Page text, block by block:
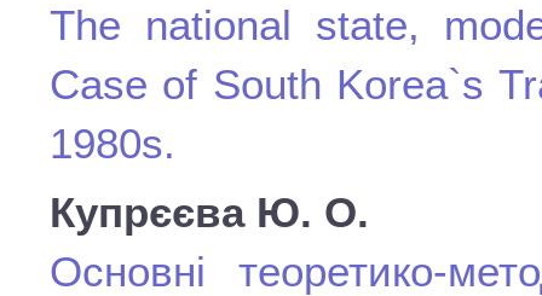
The national state,
Case of South Korea`s
1980s.
Купрєєва Ю. О.
Основні теоретико-